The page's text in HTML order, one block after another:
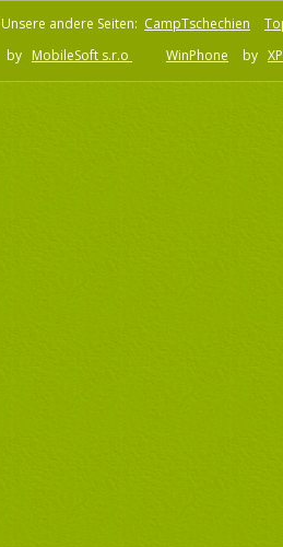
Unsere andere Seiten: CampTschechien
by MobileSoft s.r.o WinPhone by